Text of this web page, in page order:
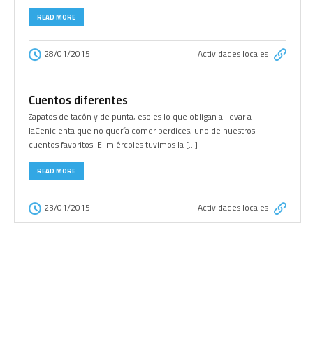
READ MORE
28/01/2015 Actividades locales
Cuentos diferentes
Zapatos de tacón y de punta, eso es lo que obligan a llevar a
laCenicienta que no quería comer perdices, uno de nuestros
cuentos favoritos. El miércoles tuvimos la […]
READ MORE
23/01/2015 Actividades locales